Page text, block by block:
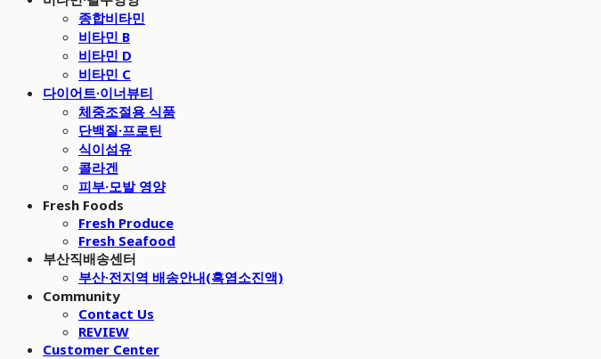
종합비타민
비타민 B
비타민 D
비타민 C
다이어트·이너뷰티
체중조절용 식품
단백질·프로틴
식이섬유
콜라겐
피부·모발 영양
Fresh Foods
Fresh Produce
Fresh Seafood
부산직배송센터
부산·전지역 배송안내(흑염소진액)
Community
Contact Us
REVIEW
Customer Center